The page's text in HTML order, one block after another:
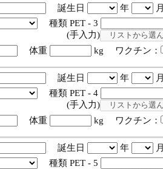
誕生日 年 月
種類 PET - 3
入力)
体重 kg ワクチン：
誕生日 年 月
種類 PET - 4
入力)
体重 kg ワクチン：
誕生日 年 月
種類 PET - 5